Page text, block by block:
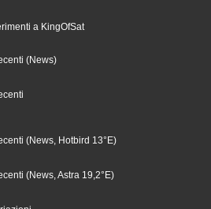
a KingOfSat
(News)
(News, Hotbird 13°E)
(News, Astra 19,2°E)